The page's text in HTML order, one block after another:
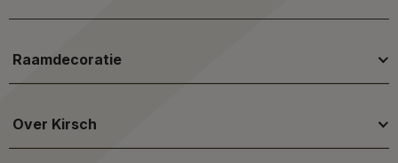
Raamdecoratie
Over Kirsch